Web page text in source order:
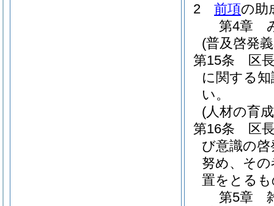
2
前項の助
第4章
(普及啓発
第15条
区
に関する
い。
(人材の育
第16条
区
び意識の
努め、そ
置をとる
第5章